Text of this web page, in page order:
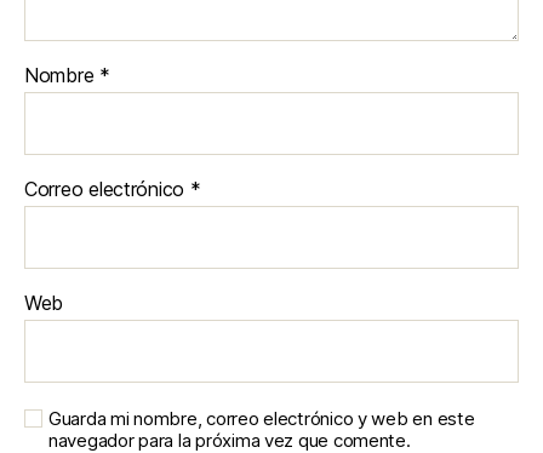
Nombre *
Correo electrónico *
Web
Guarda mi nombre, correo electrónico y web en este
navegador para la próxima vez que comente.